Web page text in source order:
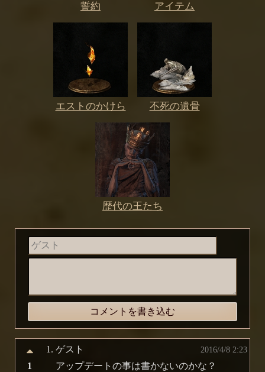
誓約 アイテム
エストのかけら 不死の遺骨
歴代の王たち
1. ゲスト 2016/4/8 2:23
アップデートの事は書かないのかな？
1